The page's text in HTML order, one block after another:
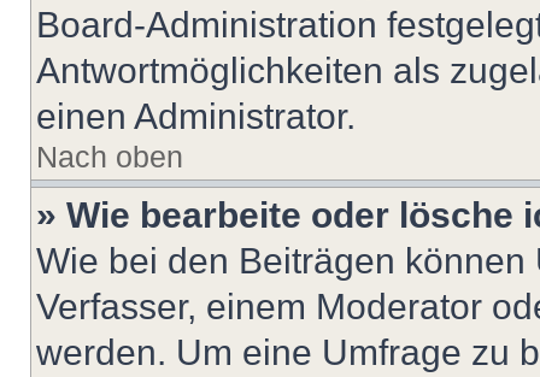
Board-Administration
Antwortmöglichkeiten als
einen Administrator.
Nach oben
» Wie bearbeite oder lösche
Wie bei den Beiträgen
Verfasser, einem Moderator
werden. Um eine Umfrage zu